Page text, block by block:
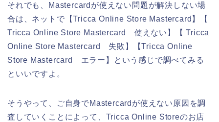
それでも、Mastercardが使えない問題が解決しない場
合は、ネットで【Tricca Online Store Mastercard】【
Tricca Online Store Mastercard 使えない】【 Tricca
Online Store Mastercard 失敗】【Tricca Online
Store Mastercard エラー】という感じで調べてみる
といいですよ。
そうやって、ご自身でMastercardが使えない原因を調
査していくことによって、Tricca Online Storeのお店